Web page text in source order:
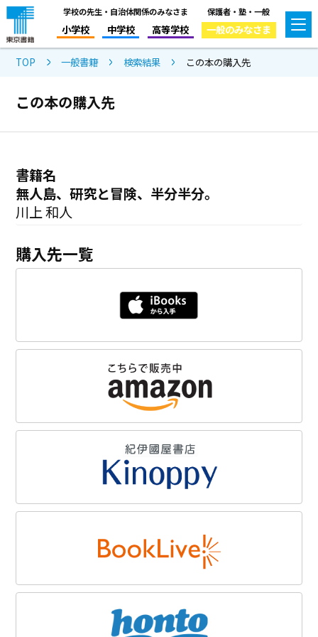
学校の先生・自治体関係のみなさま
小学校 中学校 高等学校
保護者・塾・一般
一般のみなさま
TOP 一般書籍 検索結果 この本の購入先
この本の購入先
書籍名
無人島、研究と冒険、半分半分。
川上 和人
購入先一覧